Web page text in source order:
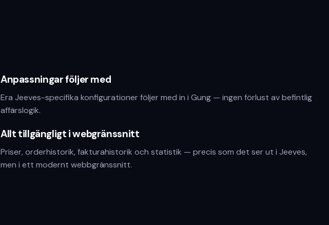
Anpassningar följer med
Era Jeeves-specifika konfigurationer följer med in i Gung — ingen förlust av befintlig
affärslogik.
Allt tillgängligt i webgränssnitt
Priser, orderhistorik, fakturahistorik och statistik — precis som det ser ut i Jeeves,
men i ett modernt webbgränssnitt.